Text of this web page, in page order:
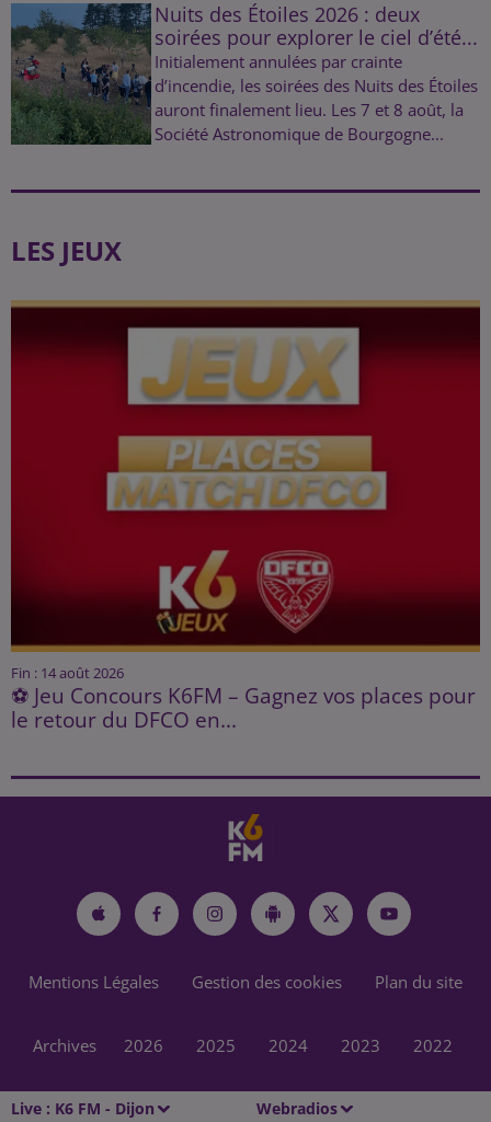
Live : K6 FM - Dijon Webradios
Nuits des Étoiles 2026 : deux
soirées pour explorer le ciel d’été...
Initialement annulées par crainte
d’incendie, les soirées des Nuits des Étoiles
auront finalement lieu. Les 7 et 8 août, la
Société Astronomique de Bourgogne...
LES JEUX
Fin : 14 août 2026
⚽ Jeu Concours K6FM – Gagnez vos places pour
le retour du DFCO en...
Mentions Légales Gestion des cookies Plan du site
Archives 2026 2025 2024 2023 2022